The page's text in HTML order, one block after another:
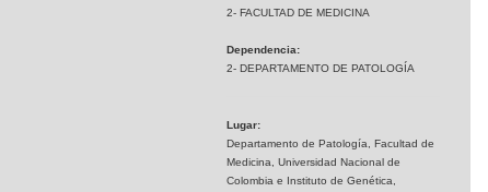
2- FACULTAD DE MEDICINA
Dependencia:
2- DEPARTAMENTO DE PATOLOGÍA
Lugar:
Departamento de Patología, Facultad de
Medicina, Universidad Nacional de
Colombia e Instituto de Genética,